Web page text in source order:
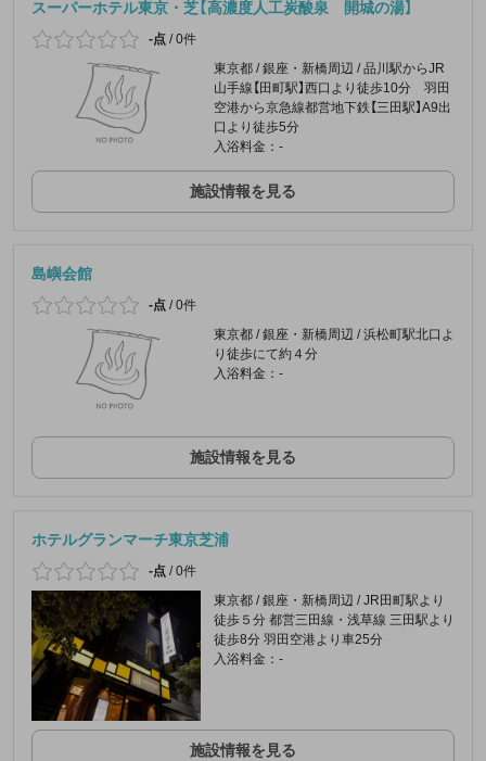
スーパーホテル東京・芝【高濃度人工炭酸泉 開城の湯】
-点 /0件
東京都 / 銀座・新橋周辺 / 品川駅からJR
山手線【田町駅】西口より徒歩10分 羽田
空港から京急線都営地下鉄【三田駅】A9出
口より徒歩5分
入浴料金：-
施設情報を見る
島嶼会館
-点 /0件
東京都 / 銀座・新橋周辺 / 浜松町駅北口よ
り徒歩にて約４分
入浴料金：-
施設情報を見る
ホテルグランマーチ東京芝浦
-点 /0件
東京都 / 銀座・新橋周辺 / JR田町駅より
徒歩５分 都営三田線・浅草線 三田駅より
徒歩8分 羽田空港より車25分
入浴料金：-
施設情報を見る